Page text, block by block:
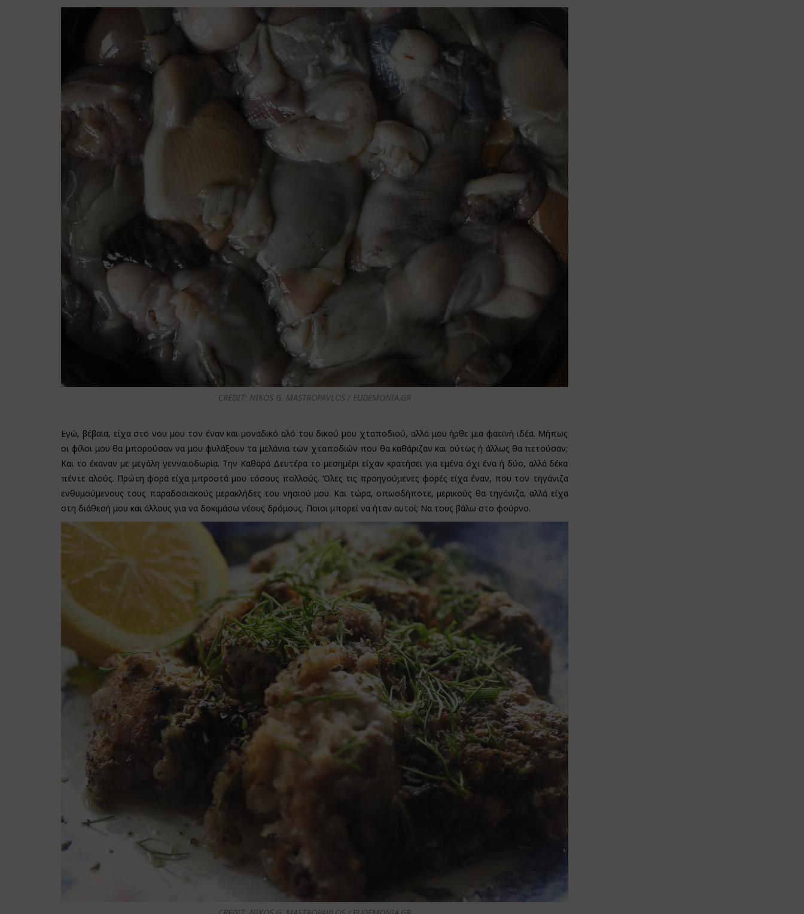
CREDIT: NIKOS G. MASTROPAVLOS / EUDEMONIA.GR
Εγώ, βέβαια, είχα στο νου μου τον έναν και μοναδικό αλό του δικού μου χταποδιού, αλλά μου ήρθε μια φαεινή ιδέα. Μήπως
οι φίλοι μου θα μπορούσαν να μου φυλάξουν τα μελάνια των χταποδιών που θα καθάριζαν και ούτως ή άλλως θα πετούσαν;
Και το έκαναν με μεγάλη γενναιοδωρία. Την Καθαρά Δευτέρα το μεσημέρι είχαν κρατήσει για εμένα όχι ένα ή δύο, αλλά δέκα
πέντε αλούς. Πρώτη φορά είχα μπροστά μου τόσους πολλούς. Όλες τις προηγούμενες φορές είχα έναν, που τον τηγάνιζα
ενθυμούμενους τους παραδοσιακούς μερακλήδες του νησιού μου. Και τώρα, οπωσδήποτε, μερικούς θα τηγάνιζα, αλλά είχα
στη διάθεσή μου και άλλους για να δοκιμάσω νέους δρόμους. Ποιοι μπορεί να ήταν αυτοί; Να τους βάλω στο φούρνο.